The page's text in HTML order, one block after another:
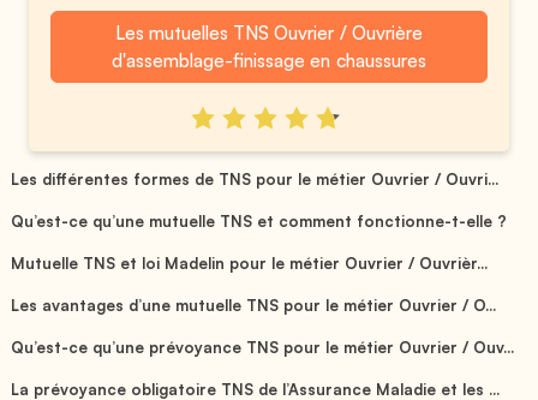
Les mutuelles TNS Ouvrier / Ouvrière
d'assemblage-finissage en chaussures
Les différentes formes de TNS pour le métier Ouvrier / Ouvri...
Qu’est-ce qu’une mutuelle TNS et comment fonctionne-t-elle ?
Mutuelle TNS et loi Madelin pour le métier Ouvrier / Ouvrièr...
Les avantages d’une mutuelle TNS pour le métier Ouvrier / O...
Qu’est-ce qu’une prévoyance TNS pour le métier Ouvrier / Ouv...
La prévoyance obligatoire TNS de l’Assurance Maladie et les ...